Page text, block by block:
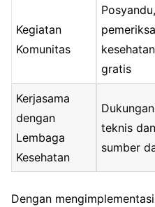
Kegiatan
Komunitas
Posyandu,
kesehatan
gratis
Kerjasama
dengan
Lembaga
Kesehatan
Dukungan
teknis dan
sumber
Dengan